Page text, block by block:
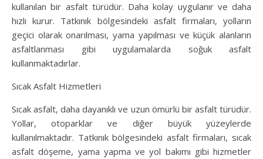
kullanılan bir asfalt türüdür. Daha kolay uygulanır ve daha
hızlı kurur. Tatkınık bölgesindeki asfalt firmaları, yolların
geçici olarak onarılması, yama yapılması ve küçük alanların
asfaltlanması gibi uygulamalarda soğuk asfalt
kullanmaktadırlar.
Sıcak Asfalt Hizmetleri
Sıcak asfalt, daha dayanıklı ve uzun ömürlü bir asfalt türüdür.
Yollar, otoparklar ve diğer büyük yüzeylerde
kullanılmaktadır. Tatkınık bölgesindeki asfalt firmaları, sıcak
asfalt döşeme, yama yapma ve yol bakımı gibi hizmetler